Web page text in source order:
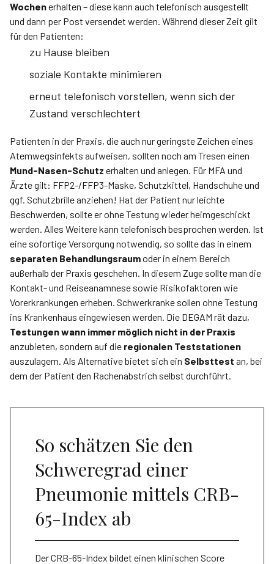
Wochenerhalten – diese kann auch telefonisch ausgestellt
und dann per Post versendet werden. Während dieser Zeit gilt
für den Patienten:
zu Hause bleiben
soziale Kontakte minimieren
erneut telefonisch vorstellen, wenn sich der
Zustand verschlechtert
Patienten in der Praxis, die auch nur geringste Zeichen eines
Atemwegsinfekts aufweisen, sollten noch am Tresen einen
Mund-Nasen-Schutz erhalten und anlegen. Für MFA und
Ärzte gilt: FFP2-/FFP3-Maske, Schutzkittel, Handschuhe und
ggf. Schutzbrille anziehen! Hat der Patient nur leichte
Beschwerden, sollte er ohne Testung wieder heimgeschickt
werden. Alles Weitere kann telefonisch besprochen werden. Ist
eine sofortige Versorgung notwendig, so sollte das in einem
separaten Behandlungsraumoder in einem Bereich
außerhalb der Praxis geschehen. In diesem Zuge sollte man die
Kontakt- und Reiseanamnese sowie Risikofaktoren wie
Vorerkrankungen erheben. Schwerkranke sollen ohne Testung
ins Krankenhaus eingewiesen werden. Die DEGAM rät dazu,
Testungen wann immer möglich nicht in der Praxis
anzubieten, sondern auf die regionalen Teststationen
auszulagern. Als Alternative bietet sich ein Selbsttest an, bei
dem der Patient den Rachenabstrich selbst durchführt.
So schätzen Sie den
Schweregrad einer
Pneumonie mittels CRB-
65-Index ab
Der CRB-65-Index bildet einen klinischen Score